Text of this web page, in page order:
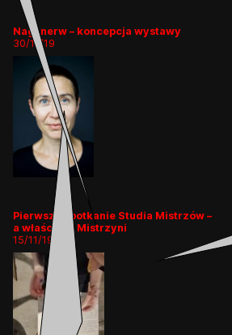
Nagi nerw – koncepcja wystawy
30/11/19
Pierwsze spotkanie Studia Mistrzów –
a właściwie Mistrzyni
15/11/19